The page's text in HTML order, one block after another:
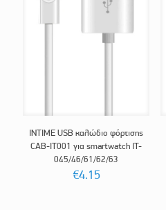
INTIME USB καλώδιο φόρτισης
CAB-IT001 για smartwatch IT-
045/46/61/62/63
€4.15